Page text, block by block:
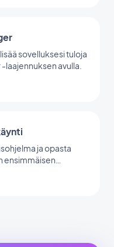
sovelluksesi tuloja
laajennuksen avulla.
ja opasta
ensimmäisen